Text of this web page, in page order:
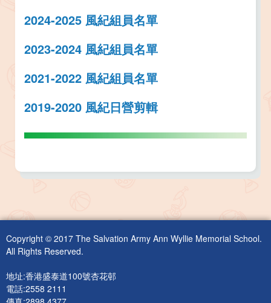
2024-2025 風紀組員名單
2023-2024 風紀組員名單
2021-2022 風紀組員名單
2019-2020 風紀日營剪輯
Copyright © 2017 The Salvation Army Ann Wyllie Memorial School.
All Rights Reserved.
地址:香港盛泰道100號杏花邨
電話:2558 2111